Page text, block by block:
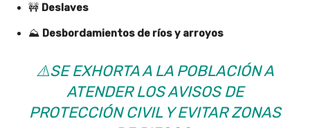
🚧 Deslaves
⛰️ Desbordamientos de ríos y arroyos
⚠️SE EXHORTA A LA POBLACIÓN A
ATENDER LOS AVISOS DE
PROTECCIÓN CIVIL Y EVITAR ZONAS